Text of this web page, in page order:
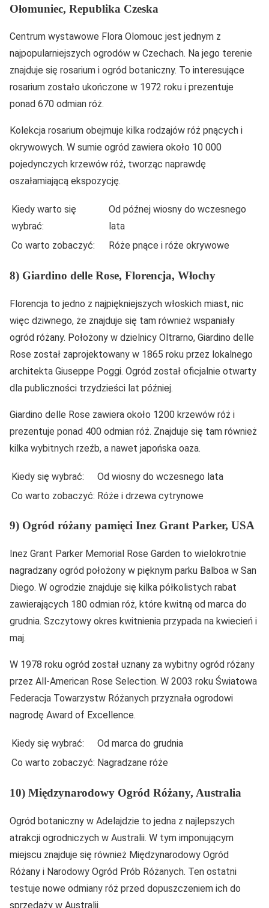
Ołomuniec, Republika Czeska
Centrum wystawowe Flora Olomouc jest jednym z
najpopularniejszych ogrodów w Czechach. Na jego terenie
znajduje się rosarium i ogród botaniczny. To interesujące
rosarium zostało ukończone w 1972 roku i prezentuje
ponad 670 odmian róż.
Kolekcja rosarium obejmuje kilka rodzajów róż pnących i
okrywowych. W sumie ogród zawiera około 10 000
pojedynczych krzewów róż, tworząc naprawdę
oszałamiającą ekspozycję.
Kiedy warto się
wybrać:
Od późnej wiosny do wczesnego
lata
Co warto zobaczyć:
Róże pnące i róże okrywowe
8) Giardino delle Rose, Florencja, Włochy
Florencja to jedno z najpiękniejszych włoskich miast, nic
więc dziwnego, że znajduje się tam również wspaniały
ogród różany. Położony w dzielnicy Oltrarno, Giardino delle
Rose został zaprojektowany w 1865 roku przez lokalnego
architekta Giuseppe Poggi. Ogród został oficjalnie otwarty
dla publiczności trzydzieści lat później.
Giardino delle Rose zawiera około 1200 krzewów róż i
prezentuje ponad 400 odmian róż. Znajduje się tam również
kilka wybitnych rzeźb, a nawet japońska oaza.
Kiedy się wybrać:
Od wiosny do wczesnego lata
Co warto zobaczyć: Róże i drzewa cytrynowe
9) Ogród różany pamięci Inez Grant Parker, USA
Inez Grant Parker Memorial Rose Garden to wielokrotnie
nagradzany ogród położony w pięknym parku Balboa w San
Diego. W ogrodzie znajduje się kilka półkolistych rabat
zawierających 180 odmian róż, które kwitną od marca do
grudnia. Szczytowy okres kwitnienia przypada na kwiecień i
maj.
W 1978 roku ogród został uznany za wybitny ogród różany
przez All-American Rose Selection. W 2003 roku Światowa
Federacja Towarzystw Różanych przyznała ogrodowi
nagrodę Award of Excellence.
Kiedy się wybrać:
Od marca do grudnia
Co warto zobaczyć: Nagradzane róże
10) Międzynarodowy Ogród Różany, Australia
Ogród botaniczny w Adelajdzie to jedna z najlepszych
atrakcji ogrodniczych w Australii. W tym imponującym
miejscu znajduje się również Międzynarodowy Ogród
Różany i Narodowy Ogród Prób Różanych. Ten ostatni
testuje nowe odmiany róż przed dopuszczeniem ich do
sprzedaży w Australii.